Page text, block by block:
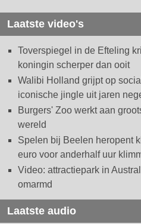
Laatste video's
Toverspiegel in de Efteling
koningin scherper dan ooit
Walibi Holland grijpt op
iconische jingle uit jaren
Burgers' Zoo werkt aan
wereld
Spelen bij Beelen heropent
euro voor anderhalf uur
Video: attractiepark in
omarmd
Laatste audio